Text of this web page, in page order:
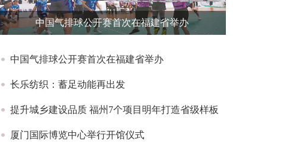
中国气排球公开赛首次在福建省举办
中国气排球公开赛首次在福建省举办
长乐纺织：蓄足动能再出发
提升城乡建设品质 福州7个项目明年打造省级样板
厦门国际博览中心举行开馆仪式